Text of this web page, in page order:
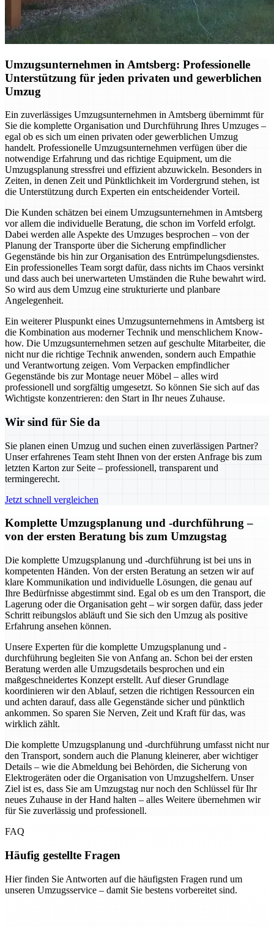
Umzugsunternehmen in Amtsberg: Professionelle
Unterstützung für jeden privaten und gewerblichen
Umzug
Ein zuverlässiges Umzugsunternehmen in Amtsberg übernimmt für
Sie die komplette Organisation und Durchführung Ihres Umzuges –
egal ob es sich um einen privaten oder gewerblichen Umzug
handelt. Professionelle Umzugsunternehmen verfügen über die
notwendige Erfahrung und das richtige Equipment, um die
Umzugsplanung stressfrei und effizient abzuwickeln. Besonders in
Zeiten, in denen Zeit und Pünktlichkeit im Vordergrund stehen, ist
die Unterstützung durch Experten ein entscheidender Vorteil.
Die Kunden schätzen bei einem Umzugsunternehmen in Amtsberg
vor allem die individuelle Beratung, die schon im Vorfeld erfolgt.
Dabei werden alle Aspekte des Umzuges besprochen – von der
Planung der Transporte über die Sicherung empfindlicher
Gegenstände bis hin zur Organisation des Entrümpelungsdienstes.
Ein professionelles Team sorgt dafür, dass nichts im Chaos versinkt
und dass auch bei unerwarteten Umständen die Ruhe bewahrt wird.
So wird aus dem Umzug eine strukturierte und planbare
Angelegenheit.
Ein weiterer Pluspunkt eines Umzugsunternehmens in Amtsberg ist
die Kombination aus moderner Technik und menschlichem Know-
how. Die Umzugsunternehmen setzen auf geschulte Mitarbeiter, die
nicht nur die richtige Technik anwenden, sondern auch Empathie
und Verantwortung zeigen. Vom Verpacken empfindlicher
Gegenstände bis zur Montage neuer Möbel – alles wird
professionell und sorgfältig umgesetzt. So können Sie sich auf das
Wichtigste konzentrieren: den Start in Ihr neues Zuhause.
Wir sind für Sie da
Sie planen einen Umzug und suchen einen zuverlässigen Partner?
Unser erfahrenes Team steht Ihnen von der ersten Anfrage bis zum
letzten Karton zur Seite – professionell, transparent und
termingerecht.
Jetzt schnell vergleichen
Komplette Umzugsplanung und -durchführung –
von der ersten Beratung bis zum Umzugstag
Die komplette Umzugsplanung und -durchführung ist bei uns in
kompetenten Händen. Von der ersten Beratung an setzen wir auf
klare Kommunikation und individuelle Lösungen, die genau auf
Ihre Bedürfnisse abgestimmt sind. Egal ob es um den Transport, die
Lagerung oder die Organisation geht – wir sorgen dafür, dass jeder
Schritt reibungslos abläuft und Sie sich den Umzug als positive
Erfahrung ansehen können.
Unsere Experten für die komplette Umzugsplanung und -
durchführung begleiten Sie von Anfang an. Schon bei der ersten
Beratung werden alle Umzugsdetails besprochen und ein
maßgeschneidertes Konzept erstellt. Auf dieser Grundlage
koordinieren wir den Ablauf, setzen die richtigen Ressourcen ein
und achten darauf, dass alle Gegenstände sicher und pünktlich
ankommen. So sparen Sie Nerven, Zeit und Kraft für das, was
wirklich zählt.
Die komplette Umzugsplanung und -durchführung umfasst nicht nur
den Transport, sondern auch die Planung kleinerer, aber wichtiger
Details – wie die Abmeldung bei Behörden, die Sicherung von
Elektrogeräten oder die Organisation von Umzugshelfern. Unser
Ziel ist es, dass Sie am Umzugstag nur noch den Schlüssel für Ihr
neues Zuhause in der Hand halten – alles Weitere übernehmen wir
für Sie zuverlässig und professionell.
FAQ
Häufig gestellte Fragen
Hier finden Sie Antworten auf die häufigsten Fragen rund um
unseren Umzugsservice – damit Sie bestens vorbereitet sind.